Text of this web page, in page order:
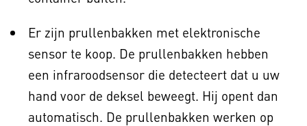
Er zijn prullenbakken met elektronische
sensor te koop. De prullenbakken hebben
een infraroodsensor die detecteert dat u uw
hand voor de deksel beweegt. Hij opent dan
automatisch. De prullenbakken werken op